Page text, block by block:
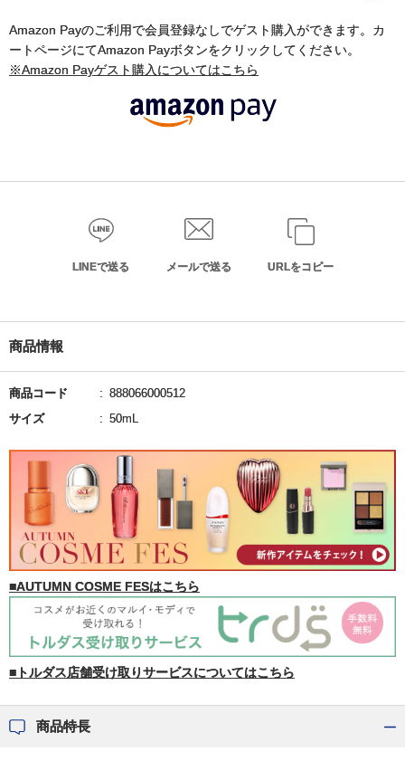
Amazon Payのご利用で会員登録なしでゲスト購入ができます。カ
ートページにてAmazon Payボタンをクリックしてください。
※Amazon Payゲスト購入についてはこちら
LINEで送る メールで送る URLをコピー
商品情報
商品コード
888066000512
サイズ
50mL
■AUTUMN COSME FESはこちら
■トルダス店舗受け取りサービスについてはこちら
商品特長